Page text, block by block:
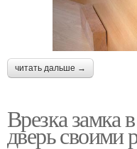
читать дальше →
Врезка замка
дверь своими